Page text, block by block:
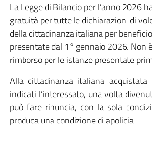
La Legge di Bilancio per l’anno 2026
gratuità per tutte le dichiarazioni di
della cittadinanza italiana per
presentate dal 1° gennaio 2026. Non
rimborso per le istanze presentate
Alla cittadinanza italiana
indicati l’interessato, una volta
può fare rinuncia, con la sola
produca una condizione di apolidia.